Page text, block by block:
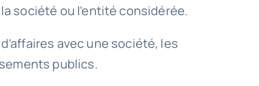
société ou l’entité considérée.
avec une société, les
publics.